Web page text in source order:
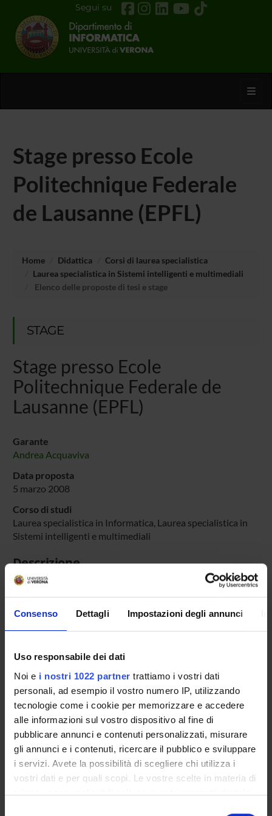
Consenso Dettagli Impostazioni degli annunci
Uso responsabile dei dati
Noi e i nostri 1022 partner trattiamo i vostri dati
personali, ad esempio il vostro numero IP, utilizzando
tecnologie come i cookie per memorizzare e accedere
alle informazioni sul vostro dispositivo al fine di
pubblicare annunci e contenuti personalizzati, misurare
gli annunci e i contenuti, ricercare il pubblico e sviluppare
i servizi. Avete la possibilità di scegliere chi utilizza i
vostri dati e per quali scopi. Le vostre scelte in materia di
privacy sono applicabili solo su questa proprietà digitale
Segui su
Stage presso Ecole
Politechnique Federale
de Lausanne (EPFL)
Home Didattica
Corsi di laurea specialistica
Laurea specialistica in Sistemi intelligenti e multimediali
Elenco delle proposte di tesi e stage
STAGE
Stage presso Ecole
Politechnique Federale de
Lausanne (EPFL)
Garante
Andrea Acquaviva
Data proposta
5 marzo 2008
Corso di studi
Laurea specialistica in Informatica, Laurea specialistica in
Sistemi intelligenti e multimediali
Descrizione
Durante lo stage lo studente lavorerà ad un progetto
riguardante il software per architetture multiprocessore. La
sede dello stage è il laboratorio di sistemi integrati (LSI) dell
Insegnamenti
Calendario didattico
Piani didattici e Guide dello studente
Orario lezioni
Calendario esami
Bacheca avvisi